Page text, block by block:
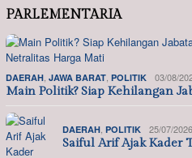
PARLEMENTARIA
DAERAH JAWA BARAT POLITIK 03/08/
Main Politik? Siap Kehilangan
DAERAH POLITIK 25/07/2026
Saiful Arif Ajak Kader